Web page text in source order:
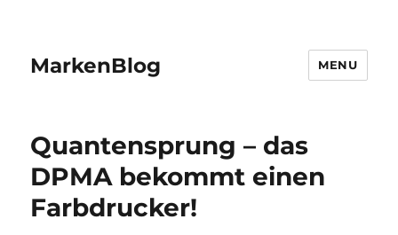
MarkenBlog MENU
Quantensprung – das
DPMA bekommt einen
Farbdrucker!